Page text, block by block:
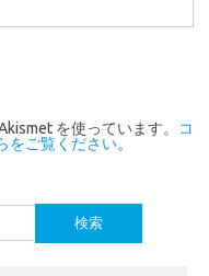
を使っています。
コ
をご覧ください。